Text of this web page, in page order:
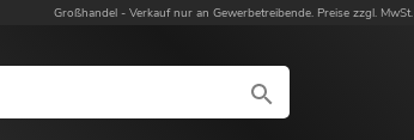
Großhandel - Verkauf nur an Gewerbetreibende. Preise zzgl. MwSt.